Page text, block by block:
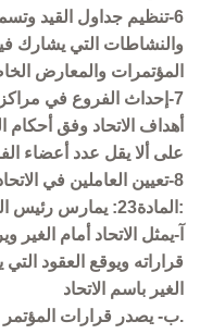
6-تنظيم جداول القيد
والنشاطات التي يشارك
المؤتمرات والمعارض
7-إحداث الفروع في
أهداف الاتحاد وفق أحكام
على ألا يقل عدد أعضاء
8-تعيين العاملين في الاتحاد وفقاً لأنظمة الاتحاد.
:المادة23: يمارس رئيس المكتب التنفيذي الصلاحيات الآتية
آ-يمثل الاتحاد أمام
قراراته ويوقع العقود
الغير باسم الاتحاد
.ب- يصدر قرارات المؤتمر